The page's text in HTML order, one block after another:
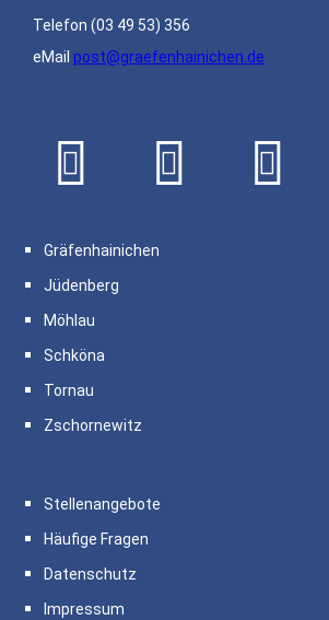
Telefon (03 49 53) 356
eMail post@graefenhainichen.de
Gräfenhainichen
Jüdenberg
Möhlau
Schköna
Tornau
Zschornewitz
Stellenangebote
Häufige Fragen
Datenschutz
Impressum